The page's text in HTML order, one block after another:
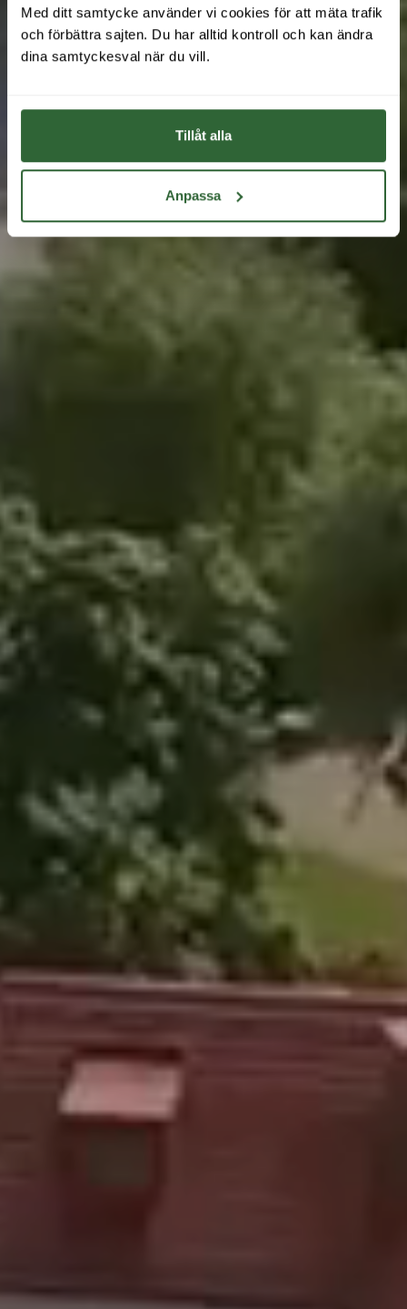
Med ditt samtycke använder vi cookies för att mäta trafik
och förbättra sajten. Du har alltid kontroll och kan ändra
dina samtyckesval när du vill.
Tillåt alla
Anpassa
NATURLIGA
PRODUKTER FÖR
Med växtsubstrat och marktegel som grund,
skapar vi grönskande och hållbara
stadsmiljöer tillsammans med arkitekter,
kommuner och anläggare.